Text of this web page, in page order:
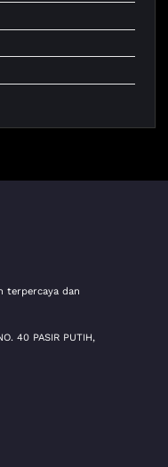
terpercaya dan
40 PASIR PUTIH,